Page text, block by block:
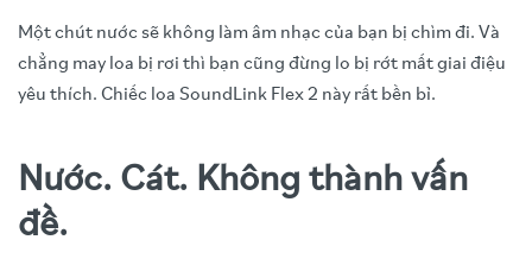
Một chút nước sẽ không làm âm nhạc của bạn bị chìm đi. Và
chẳng may loa bị rơi thì bạn cũng đừng lo bị rớt mất giai điệu
yêu thích. Chiếc loa SoundLink Flex 2 này rất bền bỉ.
Nước. Cát. Không thành vấn
đề.